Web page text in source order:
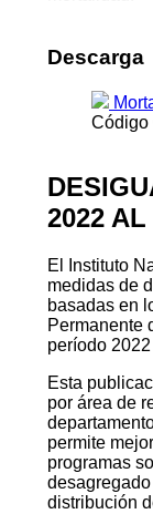
Descarga
Código
2022 AL
El Instituto
medidas de
basadas en
Permanente
período
Esta
por área de
permite
programas
distribución